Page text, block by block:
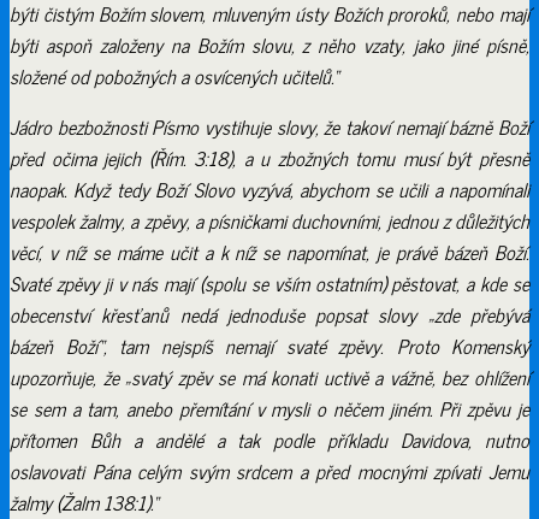
býti čistým Božím slovem, mluveným ústy Božích proroků, nebo mají
býti aspoň založeny na Božím slovu, z něho vzaty, jako jiné písně,
složené od pobožných a osvícených učitelů.“
Jádro bezbožnosti Písmo vystihuje slovy, že takoví nemají bázně Boží
před očima jejich (Řím. 3:18), a u zbožných tomu musí být přesně
naopak. Když tedy Boží Slovo vyzývá, abychom se učili a napomínali
vespolek žalmy, a zpěvy, a písničkami duchovními, jednou z důležitých
věcí, v níž se máme učit a k níž se napomínat, je právě bázeň Boží.
Svaté zpěvy ji v nás mají (spolu se vším ostatním) pěstovat, a kde se
obecenství křesťanů nedá jednoduše popsat slovy „zde přebývá
bázeň Boží“, tam nejspíš nemají svaté zpěvy. Proto Komenský
upozorňuje, že „svatý zpěv se má konati uctivě a vážně, bez ohlížení
se sem a tam, anebo přemítání v mysli o něčem jiném. Při zpěvu je
přítomen Bůh a andělé a tak podle příkladu Davidova, nutno
oslavovati Pána celým svým srdcem a před mocnými zpívati Jemu
žalmy (Žalm 138:1).“